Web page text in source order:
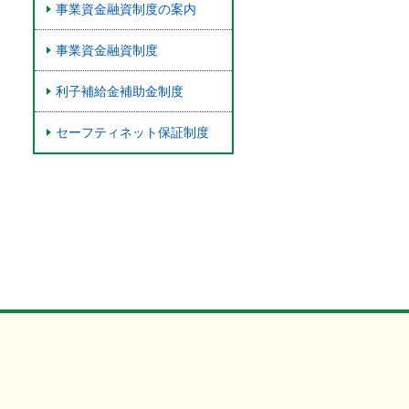
事業資金融資制度の案内
事業資金融資制度
利子補給金補助金制度
セーフティネット保証制度